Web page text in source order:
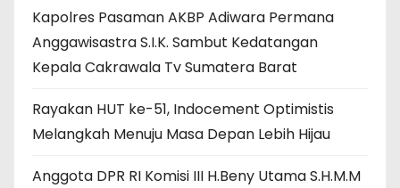
Kapolres Pasaman AKBP Adiwara Permana
Anggawisastra S.I.K. Sambut Kedatangan
Kepala Cakrawala Tv Sumatera Barat
Rayakan HUT ke-51, Indocement Optimistis
Melangkah Menuju Masa Depan Lebih Hijau
Anggota DPR RI Komisi III H.Beny Utama S.H.M.M